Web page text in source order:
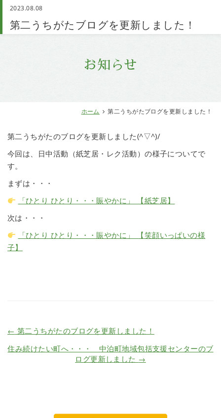
お知らせ
ホーム 第二うちがたブログを更新しました！
2023.08.08
第二うちがたブログを更新しました！
第二うちがたのブログを更新しました(^▽^)/
今回は、日中活動（紙芝居・レク活動）の様子についてで
す。
まずは・・・
「ひとり ひとり・・・賑やかに」 【紙芝居】
次は・・・
「ひとり ひとり・・・賑やかに」 【笑顔いっぱいの様
子】
← 第二うちがたのブログを更新しました！
住み続けたい町へ・・・ 中泊町地域包括支援センターのブ
ログ更新しました →